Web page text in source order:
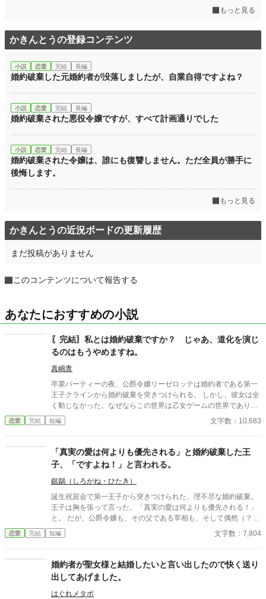
もっと見る
かきんとうの登録コンテンツ
小説 恋愛 完結 長編
婚約破棄した元婚約者が没落しましたが、自業自得ですよね？
小説 恋愛 完結 長編
婚約破棄された悪役令嬢ですが、すべて計画通りでした
小説 恋愛 完結 長編
婚約破棄された令嬢は、誰にも復讐しません。ただ全員が勝手に
後悔します。
もっと見る
かきんとうの近況ボードの更新履歴
まだ投稿がありません
このコンテンツについて報告する
あなたにおすすめの小説
〖完結〗私とは婚約破棄ですか？ じゃあ、道化を演じ
るのはもうやめますね。
真嶋青
卒業パーティーの夜、公爵令嬢リーゼロッテは婚約者である第一
王子クラインから婚約破棄を突きつけられる。 しかし、彼女は全
く動じなかった。なぜならこの世界は乙女ゲームの世界であり、
今日この「断罪イベント」が起こることを前世の記憶から知って
いたからだ。 「私とは婚約破棄ですか？ 承知いたしました。―
拠と証人を次々と提示し、王子の言いがかりを公衆の面前で華麗
に論破していく。 ※カクヨム、小説家になろうにも掲載していま
す。
恋愛 完結 短編 文字数：10,683
「真実の愛は何よりも優先される」と婚約破棄した王
子、「ですよね！」と言われる。
銀鶲（しろがね・ひたき）
誕生祝賀会で第一王子から突きつけられた、理不尽な婚約破棄。
王子は胸を張って言った。「真実の愛は何よりも優先される！」
と。 ​だが、公爵令嬢も、その父である宰相も、そして偶然（？）
その場に居合わせた隣国の第二王子も、全員が内心でガッツポー
ズを決めていた。 ​「あの王子なら、必ず考えなしな計画を実行す
いていた公爵家による、おそろしくスピーディーな王権強奪（セ
ルフ自滅）の記録。 ※全4話＋番外編1話のサクッと読める短編で
す。凄惨な不幸描写はありません。後味爽快な論破劇をお楽しみ
ください。 ※2026/07/28 関連作品に接続するために若干修整し
恋愛 完結 短編 文字数：7,804
婚約者が聖女様と結婚したいと言い出したので快く送り
出してあげました。
はぐれメタボ